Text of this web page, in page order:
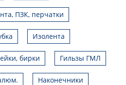
ПЗК, перчатки
Изолента
бирки Гильзы ГМЛ
Наконечники